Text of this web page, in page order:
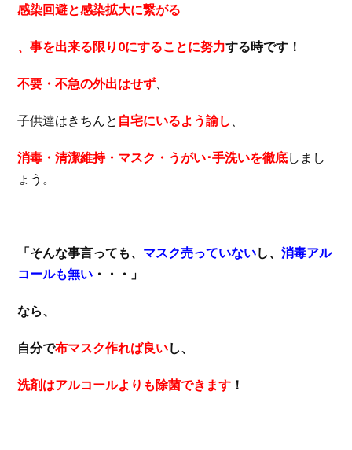
感染回避と感染拡大に繋がる
、事を出来る限り0にすることに努力する時です！
不要・不急の外出はせず、
子供達はきちんと 自宅にいるよう諭し 、
消毒・清潔維持・マスク・うがい･手洗いを徹底しまし
ょう。
「そんな事言っても、 マスク売っていないし、消毒アル
コールも無い ・・・」
なら、
自分で布マスク作れば良いし、
洗剤はアルコールよりも除菌できます ！